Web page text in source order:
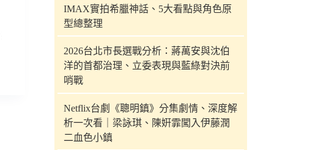
IMAX實拍希臘神話、5大看點與角色原
型總整理
2026台北市長選戰分析：蔣萬安與沈伯
洋的首都治理、立委表現與藍綠對決前
哨戰
Netflix台劇《聰明鎮》分集劇情、深度解
析一次看｜梁詠琪、陳姸霏闖入伊藤潤
二血色小鎮